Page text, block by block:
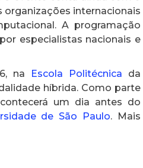
organizações internacionais
A programação
especialistas nacionais e
na
Escola Politécnica da
híbrida. Como parte
um dia antes do
de São Paulo. Mais